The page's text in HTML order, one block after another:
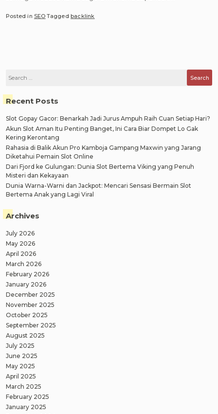
Posted in SEO Taggedbacklink
Search
Recent Posts
Slot Gopay Gacor: Benarkah Jadi Jurus Ampuh Raih Cuan Setiap Hari?
Akun Slot Aman Itu Penting Banget, Ini Cara Biar Dompet Lo Gak
Kering Kerontang
Rahasia di Balik Akun Pro Kamboja Gampang Maxwin yang Jarang
Diketahui Pemain Slot Online
Dari Fjord ke Gulungan: Dunia Slot Bertema Viking yang Penuh
Misteri dan Kekayaan
Dunia Warna-Warni dan Jackpot: Mencari Sensasi Bermain Slot
Bertema Anak yang Lagi Viral
Archives
July 2026
May 2026
April 2026
March 2026
February 2026
January 2026
December 2025
November 2025
October 2025
September 2025
August 2025
July 2025
June 2025
May 2025
April 2025
March 2025
February 2025
January 2025